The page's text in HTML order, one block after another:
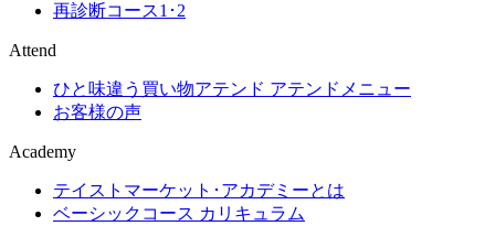
再診断コース1･2
Attend
ひと味違う買い物アテンド アテンドメニュー
お客様の声
Academy
テイストマーケット･アカデミーとは
ベーシックコース カリキュラム